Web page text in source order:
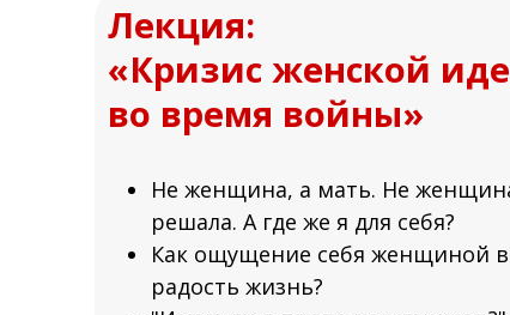
Лекция:
«Кризис женской
во время войны»
Не женщина, а мать. Не
решала. А где же я для себя?
Как ощущение себя женщиной
радость жизнь?